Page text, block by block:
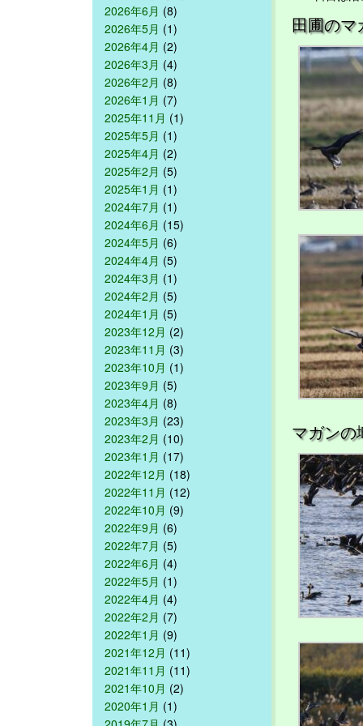
2026年6月 (8)
2026年5月 (1)
2026年4月 (2)
2026年3月 (4)
2026年2月 (8)
2026年1月 (7)
2025年11月 (1)
2025年5月 (1)
2025年4月 (2)
2025年2月 (5)
2025年1月 (1)
2024年7月 (1)
2024年6月 (15)
2024年5月 (6)
2024年4月 (5)
2024年3月 (1)
2024年2月 (5)
2024年1月 (5)
2023年12月 (2)
2023年11月 (3)
2023年10月 (1)
2023年9月 (5)
2023年4月 (8)
2023年3月 (23)
2023年2月 (10)
2023年1月 (17)
2022年12月 (18)
2022年11月 (12)
2022年10月 (9)
2022年9月 (6)
2022年7月 (5)
2022年6月 (4)
2022年5月 (1)
2022年4月 (4)
2022年2月 (7)
2022年1月 (9)
2021年12月 (11)
2021年11月 (11)
2021年10月 (2)
2020年1月 (1)
田圃のマ
マガンの